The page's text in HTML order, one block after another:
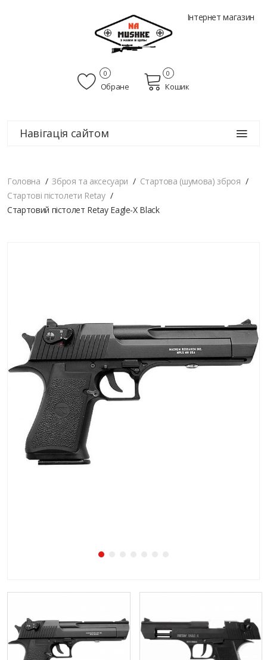
Інтернет магазин
Обране
0
Кошик
0
Навігація сайтом
Головна Зброя та аксесуари
Стартова (шумова) зброя
Стартові пістолети Retay
Стартовий пістолет Retay Eagle-X Black